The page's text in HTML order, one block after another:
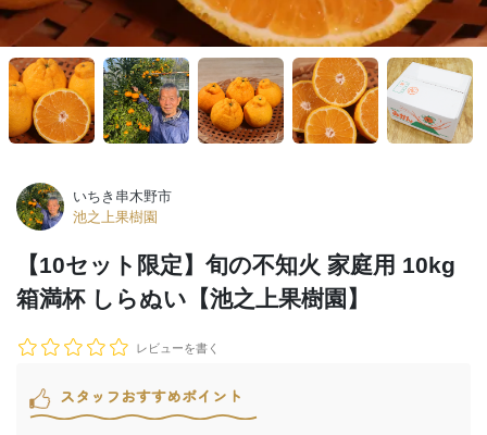
いちき串木野市
池之上果樹園
【10セット限定】旬の不知火 家庭用 10kg
箱満杯 しらぬい【池之上果樹園】
レビューを書く
スタッフおすすめポイント